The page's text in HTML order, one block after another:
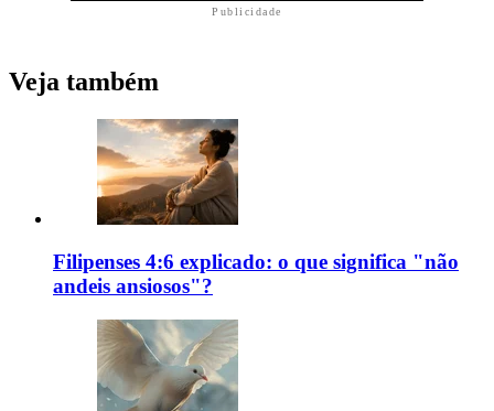
Publicidade
Veja também
Filipenses 4:6 explicado: o que significa "não
andeis ansiosos"?